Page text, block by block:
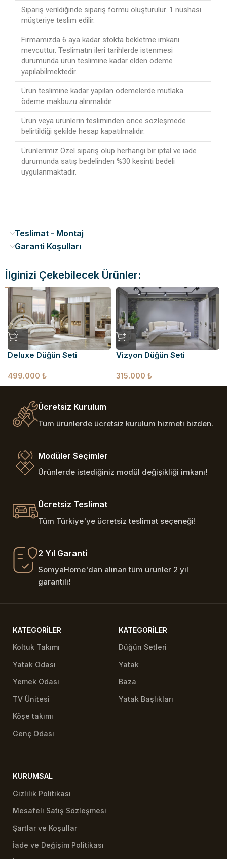
Sipariş verildiğinde sipariş formu oluşturulur. 1 nüshası
müşteriye teslim edilir.
Firmamızda 6 aya kadar stokta bekletme imkanı
mevcuttur. Teslimatın ileri tarihlerde istenmesi
durumunda ürün teslimine kadar elden ödeme
yapılabilmektedir.
Ürün teslimine kadar yapılan ödemelerde mutlaka
ödeme makbuzu alınmalıdır.
Ürün veya ürünlerin tesliminden önce sözleşmede
belirtildiği şekilde hesap kapatılmalıdır.
Ürünlerimiz Özel sipariş olup herhangi bir iptal ve iade
durumunda satış bedelinden %30 kesinti bedeli
uygulanmaktadır.
Teslimat - Montaj
Garanti Koşulları
İlginizi Çekebilecek Ürünler:
Deluxe Düğün Seti
499.000 ₺
Vizyon Düğün Seti
315.000 ₺
Ücretsiz Kurulum
Tüm ürünlerde ücretsiz kurulum hizmeti bizden.
Modüler Seçimler
Ürünlerde istediğiniz modül değişikliği imkanı!
Ücretsiz Teslimat
Tüm Türkiye'ye ücretsiz teslimat seçeneği!
2 Yıl Garanti
SomyaHome'dan alınan tüm ürünler 2 yıl
garantili!
KATEGORILER
Koltuk Takımı
Yatak Odası
Yemek Odası
TV Ünitesi
Köşe takımı
Genç Odası
KATEGORILER
Düğün Setleri
Yatak
Baza
Yatak Başlıkları
KURUMSAL
Gizlilik Politikası
Mesafeli Satış Sözleşmesi
Şartlar ve Koşullar
İade ve Değişim Politikası